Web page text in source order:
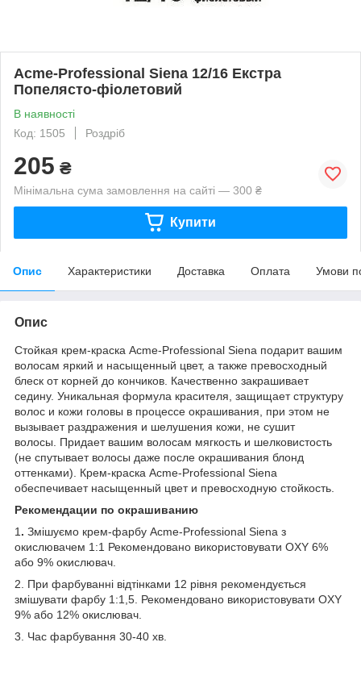
Acme-Professional Siena 12/16 Екстра
Попелясто-фіолетовий
В наявності
Код: 1505
Роздріб
205 ₴
Мінімальна сума замовлення на сайті — 300 ₴
Купити
Опис Характеристики Доставка Оплата Умови
Опис
Стойкая крем-краска Acme-Professional Siena подарит вашим
волосам яркий и насыщенный цвет, а также превосходный
блеск от корней до кончиков. Качественно закрашивает
седину. Уникальная формула красителя, защищает структуру
волос и кожи головы в процессе окрашивания, при этом не
вызывает раздражения и шелушения кожи, не сушит
волосы. Придает вашим волосам мягкость и шелковистость
(не спутывает волосы даже после окрашивания блонд
оттенками). Крем-краска Acme-Professional Siena
обеспечивает насыщенный цвет и превосходную стойкость.
Рекомендации по окрашиванию
1 . Змішуємо крем-фарбу Acme-Professional Siena з
окислювачем 1:1 Рекомендовано використовувати OXY 6%
або 9% окислювач.
2. При фарбуванні відтінками 12 рівня рекомендується
змішувати фарбу 1:1,5. Рекомендовано використовувати OXY
9% або 12% окислювач.
3. Час фарбування 30-40 хв.